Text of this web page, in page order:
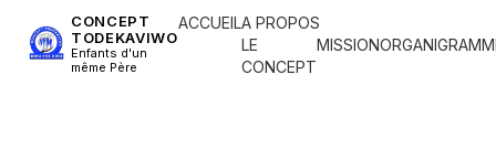
CONCEPT
TODEKAVIWO
Enfants d'un
même Père
ACCUEILA PROPOS
LE
CONCEPT
MISSION